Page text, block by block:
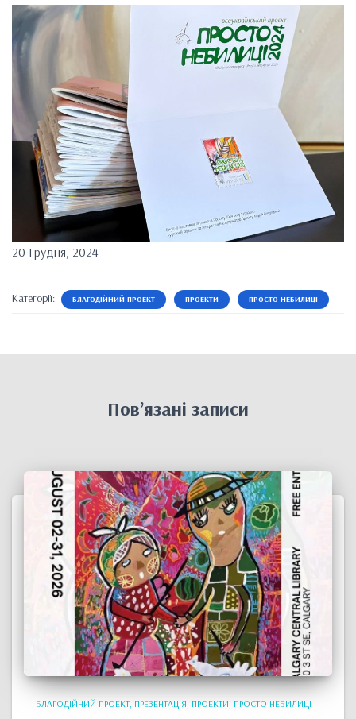
20 Грудня, 2024
Категорії: БЛАГОДІЙНИЙ ПРОЕКТ ПРОЕКТИ ПРОСТО НЕБИЛИЦІ
Пов’язані записи
БЛАГОДІЙНИЙ ПРОЕКТ ПРЕЗЕНТАЦІЯ ПРОЕКТИ ПРОСТО НЕБИЛИЦІ